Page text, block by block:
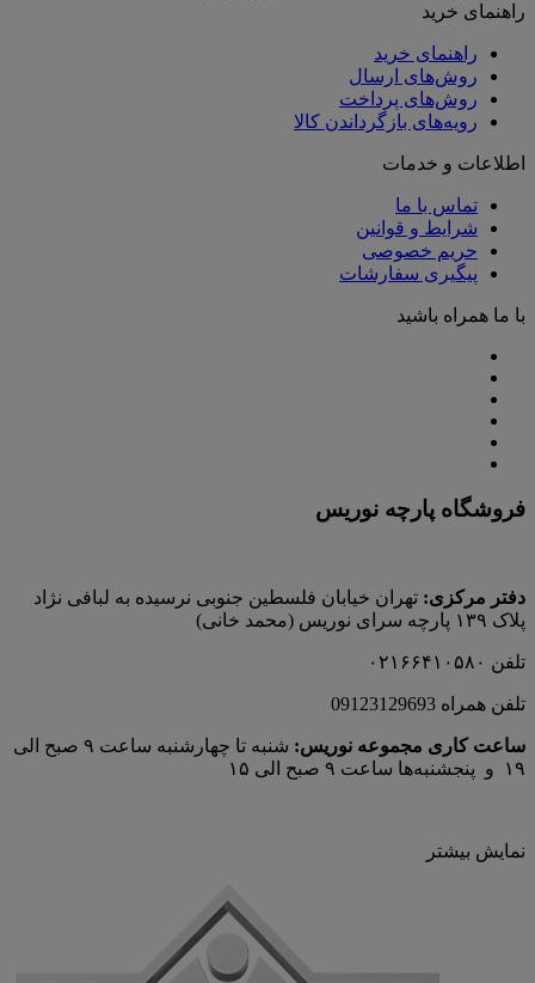
راهنمای خرید
راهنمای خرید
روش‌های ارسال
روش‌های پرداخت
رویه‌های بازگرداندن کالا
اطلاعات و خدمات
تماس با ما
شرایط و قوانین
حریم خصوصی
پیگیری سفارشات
با ما همراه باشید
فروشگاه پارچه نوریس
دفتر مرکزی: تهران خیابان فلسطین جنوبی نرسیده به لبافی نژاد
پلاک ۱۳۹ پارچه‌ سرای نوريس (محمد خانی)
تلفن ۰۲۱۶۶۴۱۰۵۸۰
تلفن همراه 09123129693
ساعت کاری مجموعه نوریس:
شنبه تا چهارشنبه ساعت ۹ صبح الی
۱۹ و پنجشنبه‌ها ساعت ۹ صبح الی ۱۵
نمایش بیشتر